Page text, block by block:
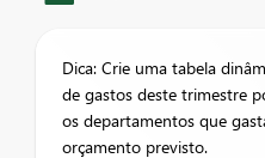
Dica: Crie uma tabela
de gastos deste trimestre
os departamentos que
orçamento previsto.